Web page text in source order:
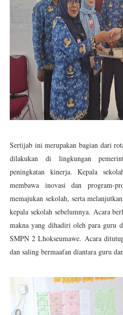
Sertijab ini merupakan bagian dari
dilakukan di lingkungan
peningkatan kinerja. Kepala
membawa inovasi dan program-
memajukan sekolah, serta
kepala sekolah sebelumnya. Acara
makna yang dihadiri oleh para guru
SMPN 2 Lhokseumawe. Acara
dan saling bermaafan diantara guru